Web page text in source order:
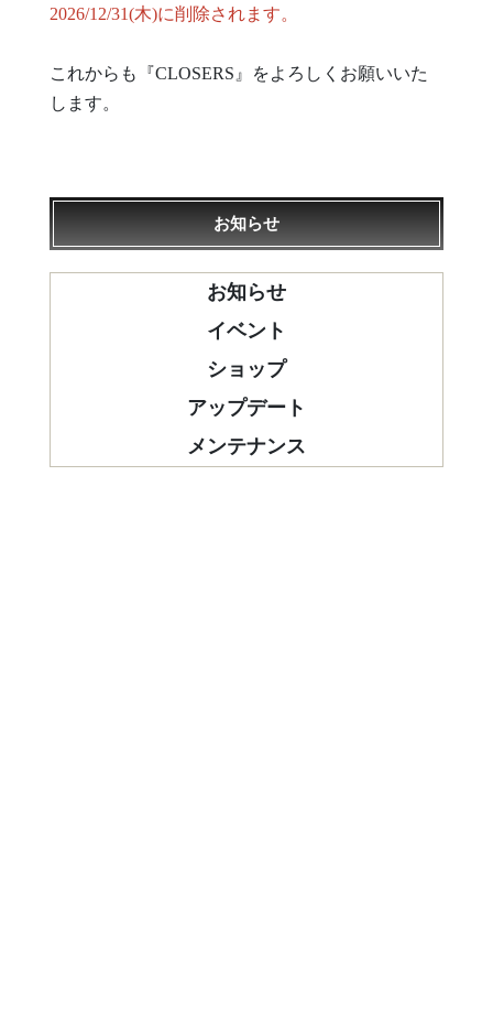
2026/12/31(木)に削除されます。
これからも『CLOSERS』をよろしくお願いいた
します。
お知らせ
お知らせ
イベント
ショップ
アップデート
メンテナンス